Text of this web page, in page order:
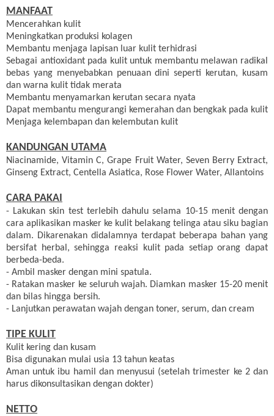
MANFAAT
Mencerahkan kulit
Meningkatkan produksi kolagen
Membantu menjaga lapisan luar kulit terhidrasi
Sebagai antioxidant pada kulit untuk membantu melawan radikal
bebas yang menyebabkan penuaan dini seperti kerutan, kusam
dan warna kulit tidak merata
Membantu menyamarkan kerutan secara nyata
Dapat membantu mengurangi kemerahan dan bengkak pada kulit
Menjaga kelembapan dan kelembutan kulit
KANDUNGAN UTAMA
Niacinamide, Vitamin C, Grape Fruit Water, Seven Berry Extract,
Ginseng Extract, Centella Asiatica, Rose Flower Water, Allantoins
CARA PAKAI
- Lakukan skin test terlebih dahulu selama 10-15 menit dengan
cara aplikasikan masker ke kulit belakang telinga atau siku bagian
dalam. Dikarenakan didalamnya terdapat beberapa bahan yang
bersifat herbal, sehingga reaksi kulit pada setiap orang dapat
berbeda-beda.
- Ambil masker dengan mini spatula.
- Ratakan masker ke seluruh wajah. Diamkan masker 15-20 menit
dan bilas hingga bersih.
- Lanjutkan perawatan wajah dengan toner, serum, dan cream
TIPE KULIT
Kulit kering dan kusam
Bisa digunakan mulai usia 13 tahun keatas
Aman untuk ibu hamil dan menyusui (setelah trimester ke 2 dan
harus dikonsultasikan dengan dokter)
NETTO